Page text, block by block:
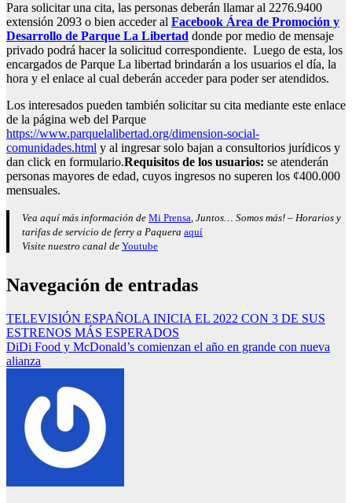
Para solicitar una cita, las personas deberán llamar al 2276.9400
extensión 2093 o bien acceder al Facebook Área de Promoción y
Desarrollo de Parque La Libertad donde por medio de mensaje
privado podrá hacer la solicitud correspondiente. Luego de esta, los
encargados de Parque La libertad brindarán a los usuarios el día, la
hora y el enlace al cual deberán acceder para poder ser atendidos.
Los interesados pueden también solicitar su cita mediante este enlace
de la página web del Parque
https://www.parquelalibertad.org/dimension-social-
comunidades.html y al ingresar solo bajan a consultorios jurídicos y
dan click en formulario.Requisitos de los usuarios: se atenderán
personas mayores de edad, cuyos ingresos no superen los ¢400.000
mensuales.
Vea aquí más información de Mi Prensa, Juntos… Somos más! – Horarios y
tarifas de servicio de ferry a Paquera aquí
Visite nuestro canal de Youtube
Navegación de entradas
TELEVISIÓN ESPAÑOLA INICIA EL 2022 CON 3 DE SUS
ESTRENOS MÁS ESPERADOS
DiDi Food y McDonald’s comienzan el año en grande con nueva
alianza